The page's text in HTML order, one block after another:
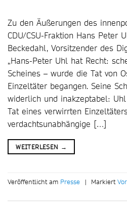
Zu den Äußerungen des
CDU/CSU-Fraktion Hans Peter
Beckedahl, Vorsitzender des
„Hans-Peter Uhl hat Recht:
Scheines – wurde die Tat von
Einzeltäter begangen. Seine
widerlich und inakzeptabel:
Tat eines verwirrten
verdachtsunabhängige […]
WEITERLESEN →
Veröffentlicht am Presse | Markiert